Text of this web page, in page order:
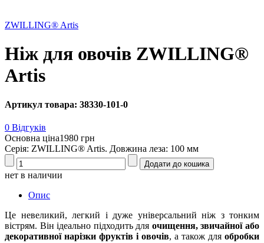
ZWILLING® Artis
Ніж для овочів ZWILLING®
Artis
Артикул товара: 38330-101-0
0 Відгуків
Основна ціна1980 грн
Серія: ZWILLING® Artis. Довжина леза: 100 мм
нет в наличии
Опис
Це невеликий, легкий і дуже універсальний ніж з тонким
вістрям. Він ідеально підходить для очищення, звичайної або
декоративної нарізки фруктів і овочів, а також для обробки